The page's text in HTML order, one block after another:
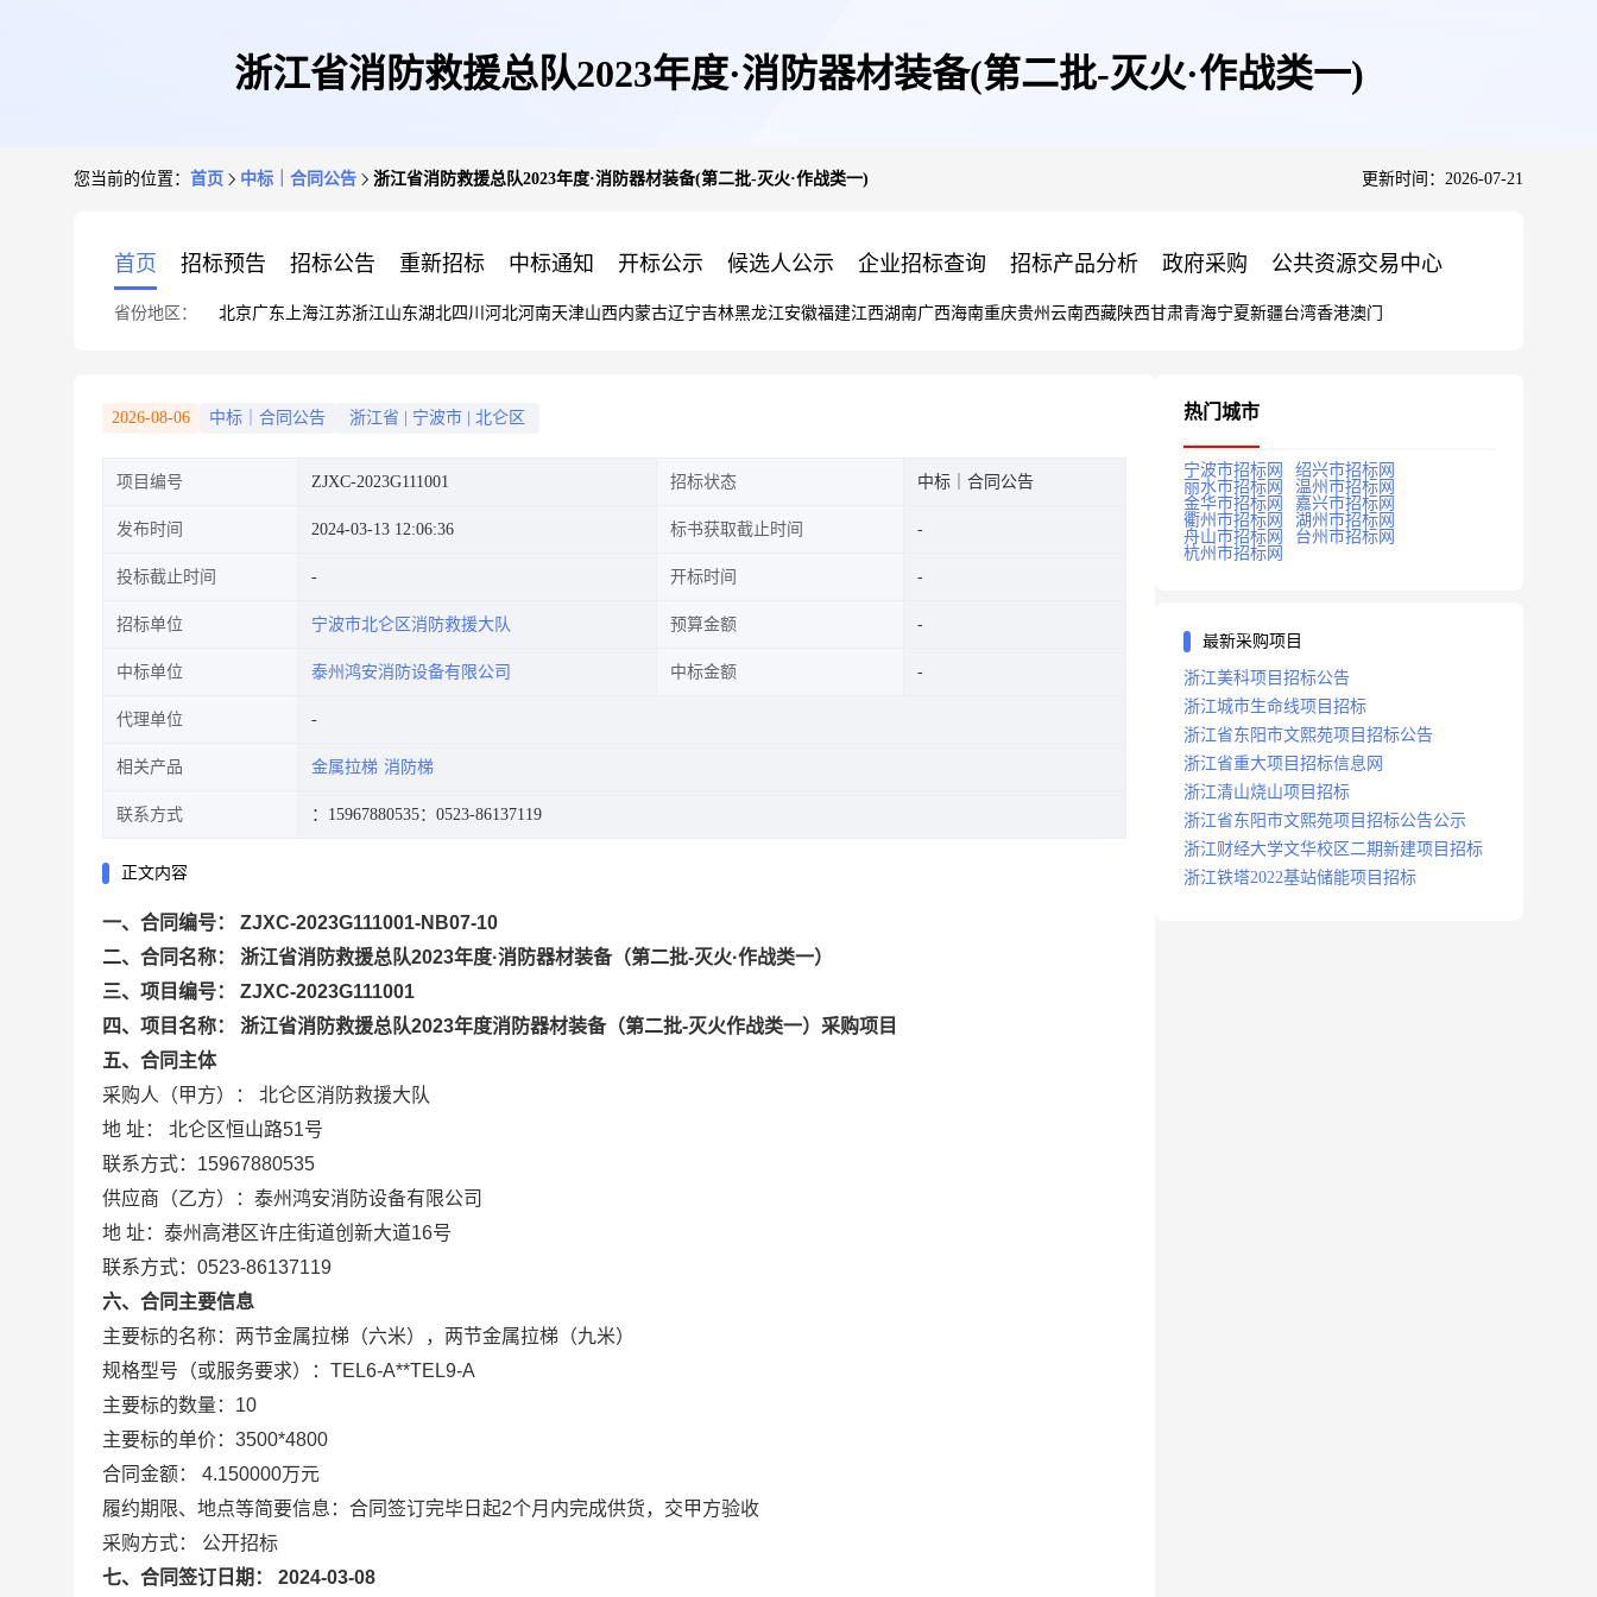
浙江省消防救援总队2023年度·消防器材装备(第二批-灭火·作战类一)
您当前的位置： 首页 中标｜合同公告 浙江省消防救援总队2023年度·消防器材装备(第二批-灭火·作战类一) 更新时间：2026-07-21
首页 招标预告 招标公告 重新招标 中标通知 开标公示 候选人公示 企业招标查询 招标产品分析 政府采购 公共资源交易中心
省份地区： 北京广东 上海江苏浙江山东湖北四川 河北河南天津山西内蒙古辽宁吉林黑龙江安徽福建江西湖南广西海南重庆贵州 云南西藏陕西甘肃青海宁夏新疆台湾香港澳门
2026-08-06 中标｜合同公告 浙江省 宁波市 北仑区
项目编号 ZJXC-2023G111001 招标状态 中标｜合同公告
发布时间 2024-03-13 12:06:36 标书获取截止时间
投标截止时间 开标时间
招标单位 宁波市北仑区消防救援大队 预算金额
中标单位 泰州鸿安消防设备有限公司 中标金额
代理单位
相关产品 金属拉梯 消防梯
联系方式 ：15967880535：0523-86137119
正文内容
一、合同编号： ZJXC-2023G111001-NB07-10
二、合同名称： 浙江省消防救援总队2023年度·消防器材装备（第二批-灭火·作战类一）
三、项目编号： ZJXC-2023G111001
四、项目名称： 浙江省消防救援总队2023年度消防器材装备（第二批-灭火作战类一）采购项目
五、合同主体
采购人（甲方）： 北仑区消防救援大队
地 址： 北仑区恒山路51号
联系方式：15967880535
供应商（乙方）：泰州鸿安消防设备有限公司
地 址：泰州高港区许庄街道创新大道16号
联系方式：0523-86137119
六、合同主要信息
主要标的名称：两节金属拉梯（六米），两节金属拉梯（九米）
规格型号（或服务要求）：TEL6-A**TEL9-A
主要标的数量：10
主要标的单价：3500*4800
合同金额： 4.150000万元
履约期限、地点等简要信息：合同签订完毕日起2个月内完成供货，交甲方验收
采购方式： 公开招标
七、合同签订日期： 2024-03-08
热门城市
宁波市招标网
绍兴市招标网
丽水市招标网
温州市招标网
金华市招标网
嘉兴市招标网
衢州市招标网
湖州市招标网
舟山市招标网
台州市招标网
杭州市招标网
最新采购项目
浙江美科项目招标公告
浙江城市生命线项目招标
浙江省东阳市文熙苑项目招标公告
浙江省重大项目招标信息网
浙江清山烧山项目招标
浙江省东阳市文熙苑项目招标公告公示
浙江财经大学文华校区二期新建项目招标
浙江铁塔2022基站储能项目招标